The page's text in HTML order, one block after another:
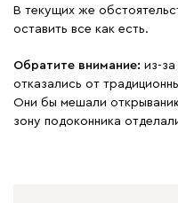
В текущих же
оставить все как есть.
Обратите внимание: из-
отказались от
Они бы мешали
зону подоконника